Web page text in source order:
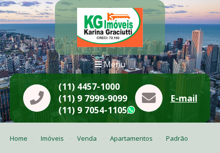
Menu
(11) 4457-1000
(11) 9 7999-9099
(11) 9 7054-1105
WhatsApp
E-mail
Home Imóveis Venda Apartamentos Padrão